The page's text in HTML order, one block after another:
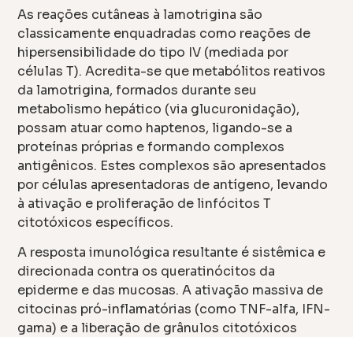
As reações cutâneas à lamotrigina são
classicamente enquadradas como reações de
hipersensibilidade do tipo IV (mediada por
células T). Acredita-se que metabólitos reativos
da lamotrigina, formados durante seu
metabolismo hepático (via glucuronidação),
possam atuar como haptenos, ligando-se a
proteínas próprias e formando complexos
antigênicos. Estes complexos são apresentados
por células apresentadoras de antígeno, levando
à ativação e proliferação de linfócitos T
citotóxicos específicos.
A resposta imunológica resultante é sistêmica e
direcionada contra os queratinócitos da
epiderme e das mucosas. A ativação massiva de
citocinas pró-inflamatórias (como TNF-alfa, IFN-
gama) e a liberação de grânulos citotóxicos